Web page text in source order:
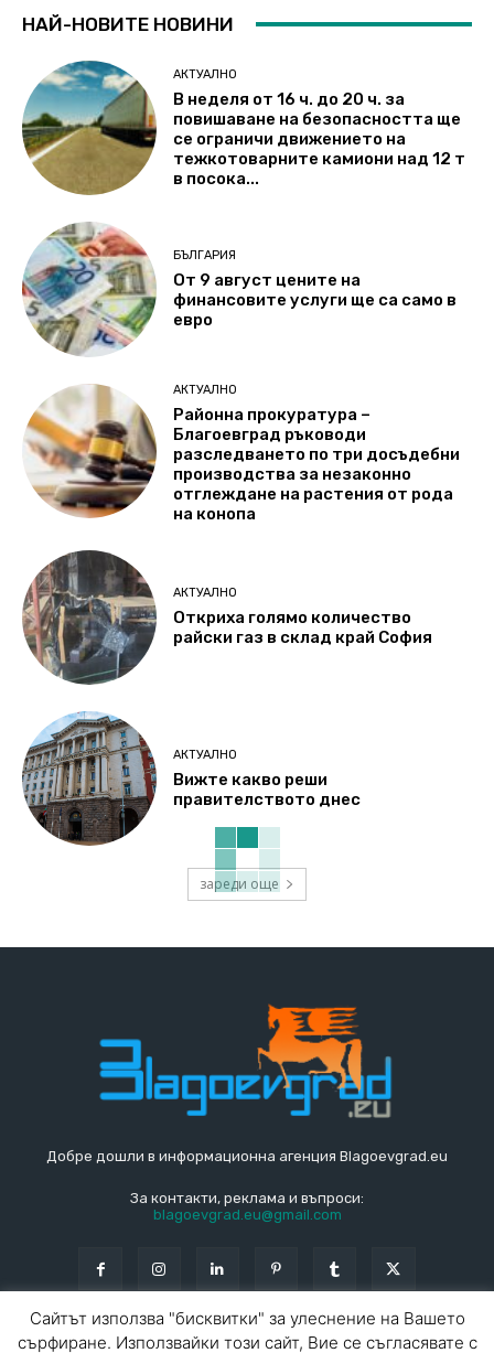
НАЙ-НОВИТЕ НОВИНИ
АКТУАЛНО
В неделя от 16 ч. до 20 ч. за
повишаване на безопасността ще
се ограничи движението на
тежкотоварните камиони над 12 т
в посока...
БЪЛГАРИЯ
От 9 август цените на
финансовите услуги ще са само в
евро
АКТУАЛНО
Районна прокуратура –
Благоевград ръководи
разследването по три досъдебни
производства за незаконно
отглеждане на растения от рода
на конопа
АКТУАЛНО
Откриха голямо количество
райски газ в склад край София
АКТУАЛНО
Вижте какво реши
правителството днес
зареди още
Добре дошли в информационна агенция Blagoevgrad.eu
За контакти, реклама и въпроси:
blagoevgrad.eu@gmail.com
Сайтът използва "бисквитки" за улеснение на Вашето
сърфиране. Използвайки този сайт, Вие се съгласявате с